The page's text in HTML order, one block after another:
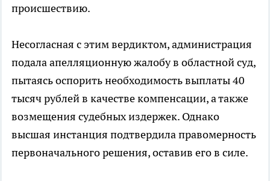
происшествию.
Несогласная с этим вердиктом, администрация
подала апелляционную жалобу в областной суд,
пытаясь оспорить необходимость выплаты 40
тысяч рублей в качестве компенсации, а также
возмещения судебных издержек. Однако
высшая инстанция подтвердила правомерность
первоначального решения, оставив его в силе.